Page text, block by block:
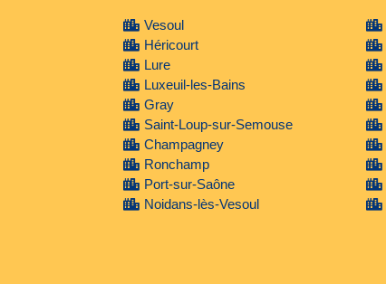
Vesoul
Héricourt
Lure
Luxeuil-les-Bains
Gray
Saint-Loup-sur-Semouse
Champagney
Ronchamp
Port-sur-Saône
Noidans-lès-Vesoul